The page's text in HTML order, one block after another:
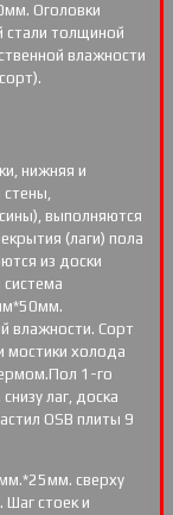
Оголовки
толщиной
влажности
нижняя и
стены,
выполняются
(лаги) пола
из доски
влажности. Сорт
мостики холода
1-го
лаг, доска
OSB плиты 9
сверху
Шаг стоек и